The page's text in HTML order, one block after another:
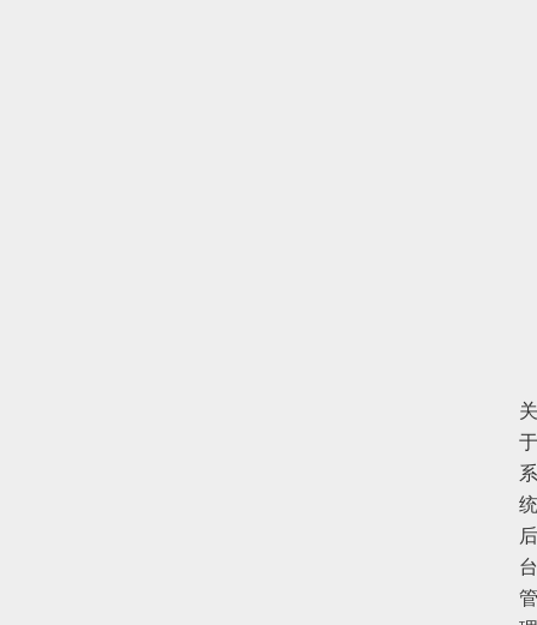
关
于
系
统
后
台
管